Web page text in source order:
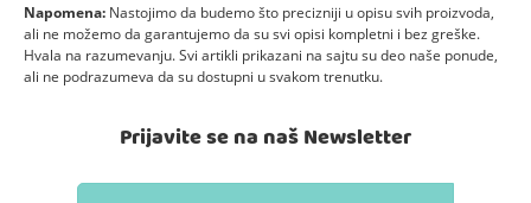
Napomena: Nastojimo da budemo što precizniji u opisu svih proizvoda,
ali ne možemo da garantujemo da su svi opisi kompletni i bez greške.
Hvala na razumevanju. Svi artikli prikazani na sajtu su deo naše ponude,
ali ne podrazumeva da su dostupni u svakom trenutku.
Prijavite se na naš Newsletter